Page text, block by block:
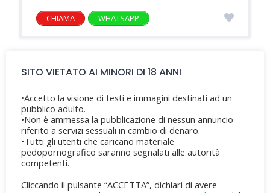
CHIAMA WHATSAPP
SITO VIETATO AI MINORI DI 18 ANNI
•Accetto la visione di testi e immagini destinati ad un
pubblico adulto.
•Non è ammessa la pubblicazione di nessun annuncio
riferito a servizi sessuali in cambio di denaro.
•Tutti gli utenti che caricano materiale
pedopornografico saranno segnalati alle autorità
competenti.
Cliccando il pulsante “ACCETTA”, dichiari di avere